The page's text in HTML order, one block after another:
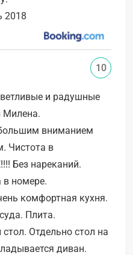
2018
и радушные
Милена.
вниманием
Чистота в
Без нареканий.
в номере.
комфортная кухня.
Плита.
Отдельно стол на
диван.
10